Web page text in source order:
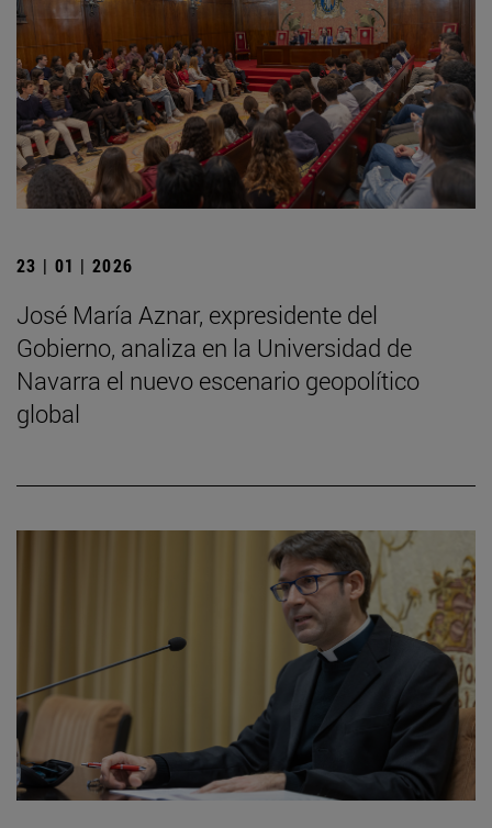
23 | 01 | 2026
José María Aznar, expresidente del
Gobierno, analiza en la Universidad de
Navarra el nuevo escenario geopolítico
global